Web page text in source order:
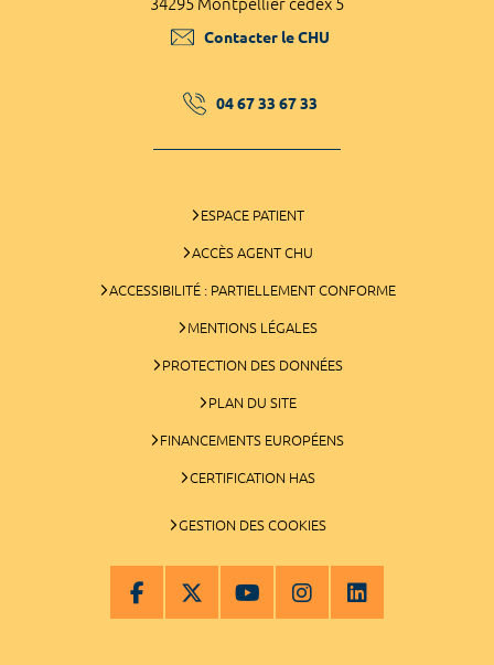
Contacter le CHU
04 67 33 67 33
ESPACE PATIENT
ACCÈS AGENT CHU
ACCESSIBILITÉ : PARTIELLEMENT CONFORME
MENTIONS LÉGALES
PROTECTION DES DONNÉES
PLAN DU SITE
FINANCEMENTS EUROPÉENS
CERTIFICATION HAS
GESTION DES COOKIES